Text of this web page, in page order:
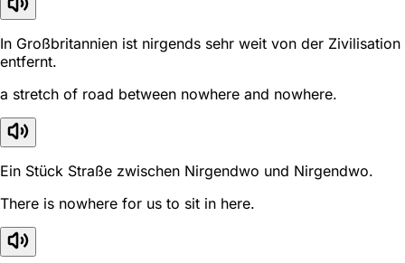
In Großbritannien ist nirgends sehr weit von der Zivilisation
entfernt.
a stretch of road between nowhere and nowhere.
Ein Stück Straße zwischen Nirgendwo und Nirgendwo.
There is nowhere for us to sit in here.